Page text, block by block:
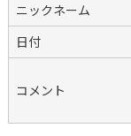
ニックネーム
日付
コメント